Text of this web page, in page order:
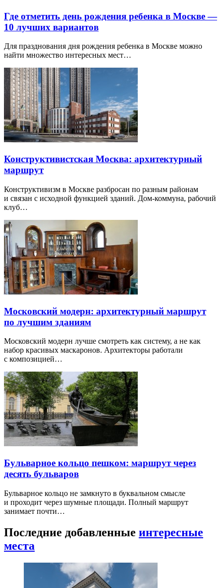
Где отметить день рождения ребенка в Москве —
10 лучших вариантов
Для празднования дня рождения ребенка в Москве можно
найти множество интересных мест…
Конструктивистская Москва: архитектурный
маршрут
Конструктивизм в Москве разбросан по разным районам
и связан с исходной функцией зданий. Дом-коммуна, рабочий
клуб…
Московский модерн: архитектурный маршрут
по лучшим зданиям
Московский модерн лучше смотреть как систему, а не как
набор красивых маскаронов. Архитекторы работали
с композицией…
Бульварное кольцо пешком: маршрут через
десять бульваров
Бульварное кольцо не замкнуто в буквальном смысле
и проходит через шумные площади. Полный маршрут
занимает почти…
Последние добавленные интересные
места